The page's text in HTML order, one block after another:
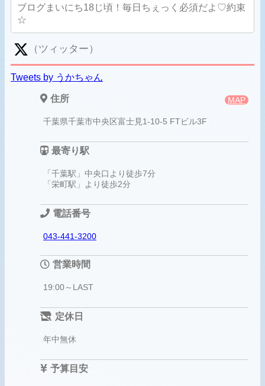
ブログまいにち18じ頃！毎日ちぇっく必須だよ♡約束
☆
（ツィッター）
Tweets by うかちゃん
住所
千葉県千葉市中央区富士見1-10-5 FTビル3F
MAP
最寄り駅
「千葉駅」中央口より徒歩7分
「栄町駅」より徒歩2分
電話番号
043-441-3200
営業時間
19:00～LAST
定休日
年中無休
予算目安